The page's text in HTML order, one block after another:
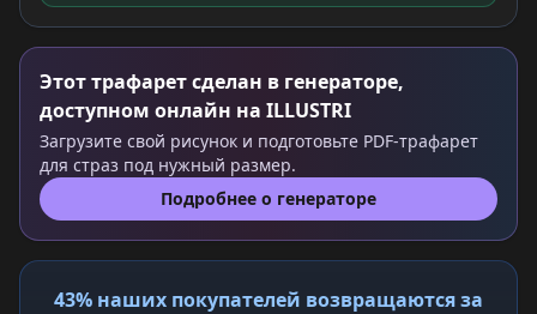
Этот трафарет сделан в генераторе,
доступном онлайн на ILLUSTRI
Загрузите свой рисунок и подготовьте PDF-трафарет
для страз под нужный размер.
Подробнее о генераторе
43% наших покупателей возвращаются за